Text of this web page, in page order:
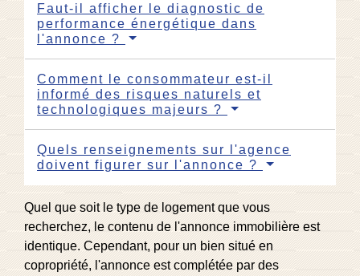
Faut-il afficher le diagnostic de
performance énergétique dans
l'annonce ?
Comment le consommateur est-il
informé des risques naturels et
technologiques majeurs ?
Quels renseignements sur l'agence
doivent figurer sur l'annonce ?
Quel que soit le type de logement que vous
recherchez, le contenu de l'annonce immobilière est
identique. Cependant, pour un bien situé en
copropriété, l'annonce est complétée par des